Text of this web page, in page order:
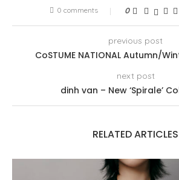
0 comments 0
previous post
CoSTUME NATIONAL Autumn/
next post
dinh van – New ‘Spirale’
RELATED ARTICLES